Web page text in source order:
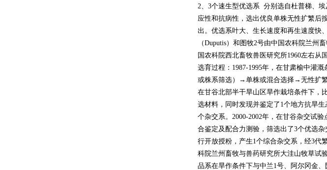
2、3个速生型优选系 分别选自杜普梯、
应性和抗病性，选出优良单株无性扩繁后
出。优选系叶大、生长速度和再生速度快
（Duputis）和图牧2号由中国农科院兰州
国农科院西北畜牧兽医研究所1960左右从
选育过程：1987-1995年，在甘肃榆中灌
或株系筛选）→单株或混合选择→无性扩
在甘谷北部半干旱山区旱作栽培条件下，
选材料，同时发现并鉴定了1个地方抗旱
个杂交系。2000-2002年，在甘谷杂交试
合鉴定及配合力测验，筛选出了3个优选
行开放授粉，产生1个综合杂交系，经3代
科院兰州畜牧与兽药研究所大洼山牧草试
品系在旱作条件下与中兰1号、阿尔冈金